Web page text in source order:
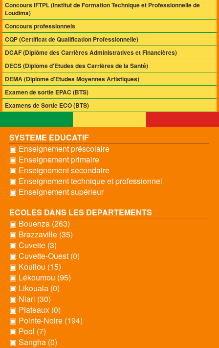
Concours IFTPL (Institut de Formation Technique et Professionnelle de
Loudima)
Concours professionnels
CQP (Certificat de Qualification Professionnelle)
DCAF (Diplôme des Carrières Administratives et Financières)
DECS (Diplôme d'Etudes des Carrières de la Santé)
DEMA (Diplôme d'Etudes Moyennes Artistiques)
Examen de sortie EPAC (BTS)
Examens de Sortie ECO (BTS)
SYSTEME EDUCATIF
▣ Enseignement préscolaire
▣ Enseignement primaire
▣ Enseignement secondaire
▣ Enseignement technique et professionnel
▣ Enseignement supérieur
ECOLES DANS LES DEPARTEMENTS
▣ Bouenza (263)
▣ Brazzaville (35)
▣ Cuvette (3)
▣ Cuvette-Ouest (0)
▣ Kouilou (15)
▣ Lékoumou (95)
▣ Likouala (0)
▣ Niari (30)
▣ Plateaux (0)
▣ Pointe-Noire (194)
▣ Pool (7)
▣ Sangha (0)